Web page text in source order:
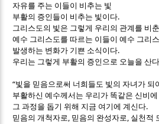
자유를 주는 이들이 비추는 빛
부활의 증인들이 비추는 빛이다.
그리스도의 빛은 그렇게 우리의 관계를 비
예수 그리스도를 따르는 이들이 예수 그리
발생하는 변화가 기쁜 소식이다.
우리는 그렇게 부활의 증인으로 오늘을 산다
“빛을 믿음으로써 너희들도 빛의 자녀가 되
부활하신 예수께서는 우리가 똑같은 신비
그 과정을 돕기 위해 지금 여기에 계신다.
믿음의 개척자로 , 믿음의 완성자로 , 실천적